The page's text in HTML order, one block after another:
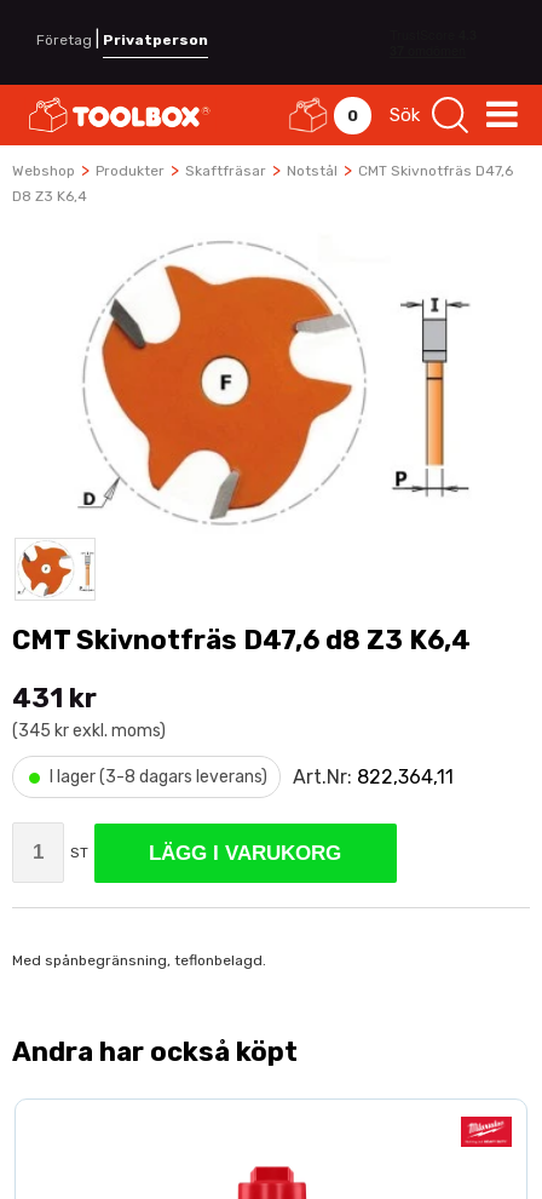
Företag Privatperson
0 Sök
Webshop > Produkter > Skaftfräsar > Notstål > CMT Skivnotfräs D47,6
D8 Z3 K6,4
CMT Skivnotfräs D47,6 d8 Z3 K6,4
431 kr
(345 kr exkl. moms)
• I lager (3-8 dagars leverans) Art.Nr: 822,364,11
ST LÄGG I VARUKORG
Med spånbegränsning, teflonbelagd.
Andra har också köpt